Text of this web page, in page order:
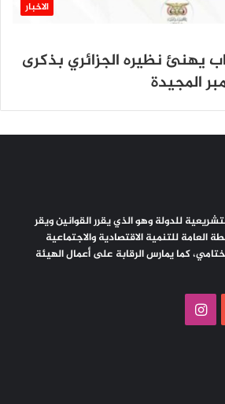
الاخبار
يهنئ نظيره الجزائري بذكرى
المجيدة
للدولة وهو الذي يقرر القوانين ويقر
العامة للتنمية الاقتصادية والاجتماعية
كما يمارس الرقابة على أعمال الهيئة
يوتيوب